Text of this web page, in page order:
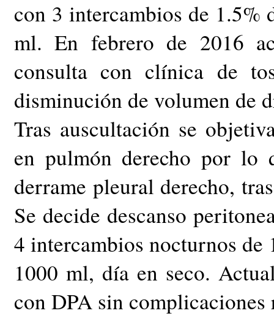
con 3 intercambios de 1.5%
ml. En febrero de 2016
consulta con clínica de
disminución de volumen de
Tras auscultación se
en pulmón derecho por lo
derrame pleural derecho,
Se decide descanso
4 intercambios nocturnos de
1000 ml, día en seco.
con DPA sin complicaciones